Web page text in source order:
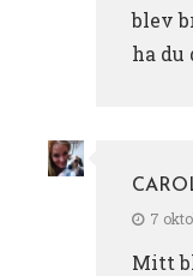
blev
ha du
7
Mitt